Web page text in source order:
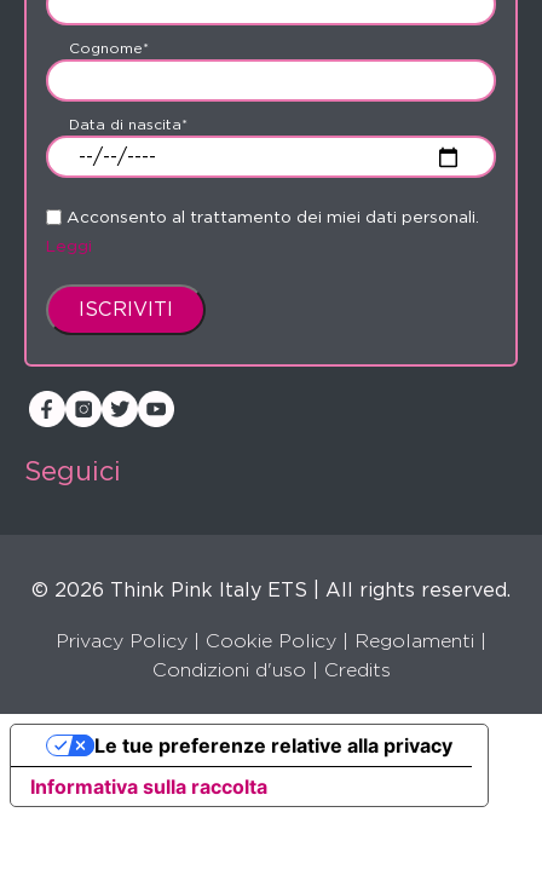
Cognome*
Data di nascita*
Acconsento al trattamento dei miei dati personali.
Leggi
Seguici
© 2026 Think Pink Italy ETS | All rights reserved.
Privacy Policy Cookie Policy Regolamenti
Condizioni d'uso |
Credits
Informativa sulla raccolta
Le tue preferenze relative alla privacy